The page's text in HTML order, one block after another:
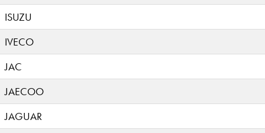
ISUZU
IVECO
JAC
JAECOO
JAGUAR